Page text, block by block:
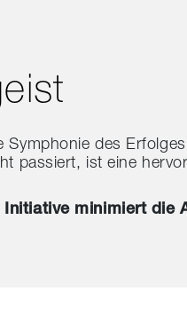
Symphonie des
passiert, ist eine
minimiert die